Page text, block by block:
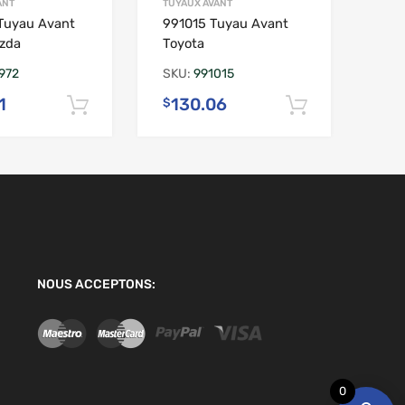
Avant
Ajouter au panier
TUYAUX AVANT
991015 Tuyau Avant
Toyota
SKU:991015
$130.06
NOUS ACCEPTONS:
0